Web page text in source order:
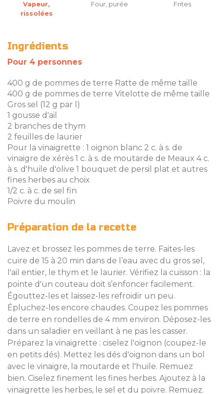
Vapeur,
rissolées
Four, purée Frites
Ingrédients
Pour 4 personnes
400 g de pommes de terre Ratte de même taille
400 g de pommes de terre Vitelotte de même taille
Gros sel (12 g par l)
1 gousse d'ail
2 branches de thym
2 feuilles de laurier
Pour la vinaigrette : 1 oignon blanc 2 c. à s. de
vinaigre de xérès 1 c. à s. de moutarde de Meaux 4 c.
à s. d'huile d'olive 1 bouquet de persil plat et autres
fines herbes au choix
1/2 c. à c. de sel fin
Poivre du moulin
Préparation de la recette
Lavez et brossez les pommes de terre. Faites-les
cuire de 15 à 20 min dans de l’eau avec du gros sel,
l'ail entier, le thym et le laurier. Vérifiez la cuisson : la
pointe d'un couteau doit s’enfoncer facilement.
Égouttez-les et laissez-les refroidir un peu.
Épluchez-les encore chaudes. Coupez les pommes
de terre en rondelles de 4 mm environ. Déposez-les
dans un saladier en veillant à ne pas les casser.
Préparez la vinaigrette : ciselez l'oignon (coupez-le
en petits dés). Mettez les dés d'oignon dans un bol
avec le vinaigre, la moutarde et l'huile. Remuez
bien. Ciselez finement les fines herbes. Ajoutez à la
vinaigrette les herbes, le sel et du poivre. Remuez.